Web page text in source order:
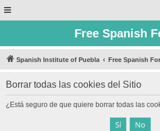
Free Spanish
Spanish Institute of Puebla Free Spanish
Borrar todas las cookies del Sitio
¿Está seguro de que quiere borrar todas las